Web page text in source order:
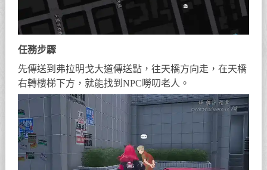
任務步驟
先傳送到弗拉明戈大道傳送點，往天橋方向走，在天橋
右轉樓梯下方，就能找到NPC嘮叨老人。